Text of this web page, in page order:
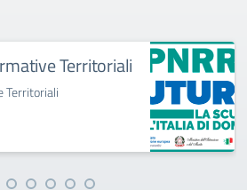
Territoriali
Territoriali